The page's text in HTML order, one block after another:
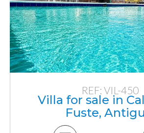
REF: VIL-450
Villa for sale in
Fuste,
Fuerteventura,